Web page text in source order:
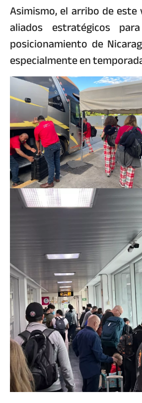
Asimismo, el arribo de
aliados estratégicos
posicionamiento de
especialmente en